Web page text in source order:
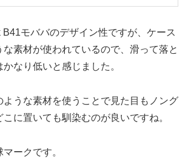
B41モババのデザイン性ですが、ケース
な素材が使われているので、滑って落と
なり低いと感じました。
ような素材を使うことで見た目もノング
に置いても馴染むのが良いですね。
ークです。